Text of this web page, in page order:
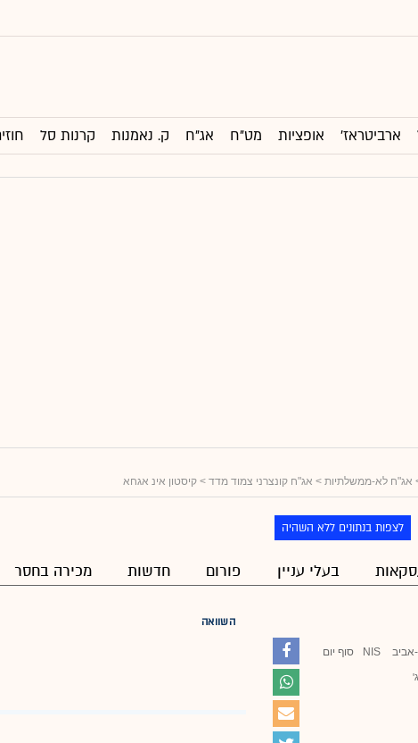
ארביטראז' אופציות מט"ח אג"ח ק. נאמנות קרנות סל
אג"ח לא-ממשלתיות > אג"ח קונצרני צמוד מדד > קיסטון אינ אגחא
לצפות בנתונים ללא השהיה
בעלי עניין פורום חדשות מכירה בחסר
אביב NIS סוף יום
השוואה